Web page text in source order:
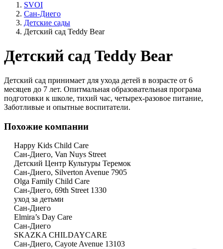
SVOI
Сан-Диего
Детские сады
Детский сад Teddy Bear
Детский сад Teddy Bear
Детский сад принимает для ухода детей в возрасте от 6
месяцев до 7 лет. Опитмальная образовательная програма
подготовки к школе, тихий час, четырех-разовое питание,
Заботливые и опытные воспитатели.
Похожие компании
Happy Kids Child Care
Сан-Диего, Van Nuys Street
Детский Центр Культуры Теремок
Сан-Диего, Silverton Avenue 7905
Olga Family Child Care
Сан-Диего, 69th Street 1330
уход за детьми
Сан-Диего
Elmira’s Day Care
Сан-Диего
SKAZKA CHILDAYCARE
Сан-Диего, Cayote Avenue 13103